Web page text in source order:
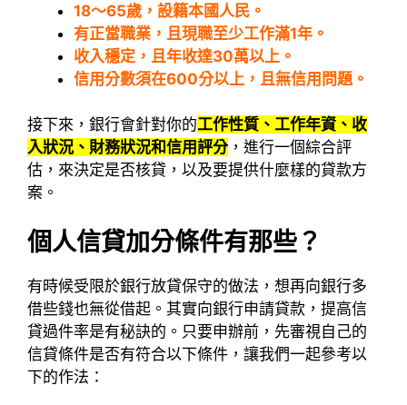
18～65歲，設籍本國人民。
有正當職業，且現職至少工作滿1年。
收入穩定，且年收達30萬以上。
信用分數須在600分以上，且無信用問題。
接下來，銀行會針對你的工作性質、工作年資、收
入狀況、財務狀況和信用評分，進行一個綜合評
估，來決定是否核貸，以及要提供什麼樣的貸款方
案。
個人信貸加分條件有那些？
有時候受限於銀行放貸保守的做法，想再向銀行多
借些錢也無從借起。其實向銀行申請貸款，提高信
貸過件率是有秘訣的。只要申辦前，先審視自己的
信貸條件是否有符合以下條件，讓我們一起參考以
下的作法：